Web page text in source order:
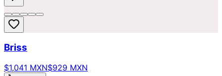
Briss
$1,041 MXN$929 MXN